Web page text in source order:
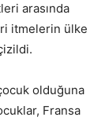
arasında
itmelerin ülke
olduğuna
Fransa